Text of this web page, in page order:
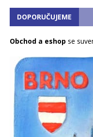
DOPORUČUJEME
Obchod a eshop se